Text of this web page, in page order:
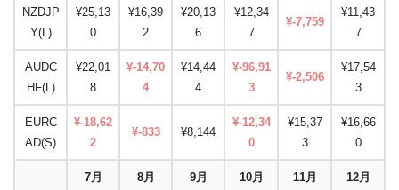
NZDJP
Y(L)
¥25,13
0
¥16,39
2
¥20,13
6
¥12,34
7
¥-7,759
¥11,43
7
AUDC
HF(L)
¥22,01
8
¥-14,70
4
¥14,44
4
¥-96,91
3
¥-2,506
¥17,54
3
EURC
AD(S)
¥-18,62
2
¥-833 ¥8,144
¥-12,34
0
¥15,37
3
¥16,66
0
7月 8月 9月 10月 11月 12月